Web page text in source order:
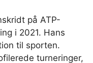
på ATP-
i 2021. Hans
til sporten.
turneringer,